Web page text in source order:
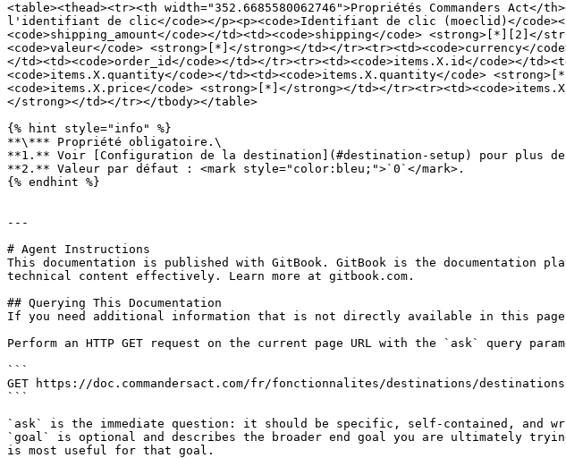
<table><thead><tr><th width="352.6685580062746">Propriétés Commanders Act</
l'identifiant de clic</code></p><p><code>Identifiant de clic (moeclid)</
<code>shipping_amount</code></td><td><code>shipping</code> <strong>[*][2]</
<code>valeur</code> <strong>[*]</strong></td></tr><tr><td><code>currency</
</td><td><code>order_id</code></td></tr><tr><td><code>items.X.id</code></
<code>items.X.quantity</code></td><td><code>items.X.quantity</code>
<code>items.X.price</code> <strong>[*]</strong></td></
</strong></td></tr></tbody></table>
{% hint style="info" %}
**\*** Propriété obligatoire.\
**1.** Voir [Configuration de la destination](#destination-setup) pour plus
**2.** Valeur par défaut : <mark style="color:bleu;">`0`</mark>.
{% endhint %}
---
# Agent Instructions
This documentation is published with GitBook. GitBook is the documentation
technical content effectively. Learn more at gitbook.com.
## Querying This Documentation
If you need additional information that is not directly available in this page,
Perform an HTTP GET request on the current page URL with the `ask` query
```
GET https://doc.commandersact.com/fr/fonctionnalites/destinations/destinations-
```
`ask` is the immediate question: it should be specific, self-contained, and
`goal` is optional and describes the broader end goal you are ultimately
is most useful for that goal.